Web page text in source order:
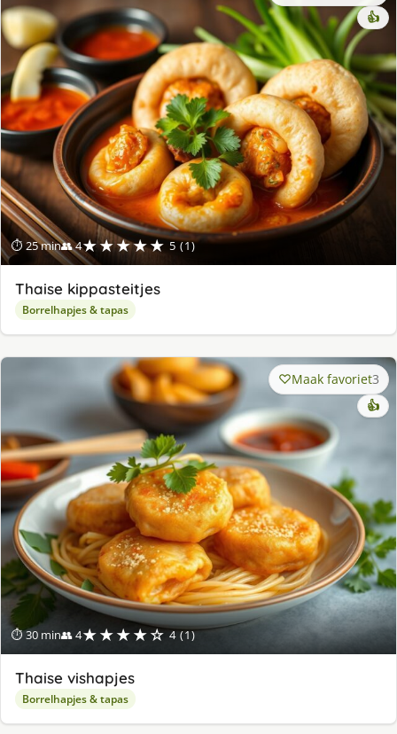
⏱ 25 min👥 4★★★★★ 5 (1)
👍
Thaise kippasteitjes
Borrelhapjes & tapas
⏱ 30 min👥 4★★★★☆ 4 (1)
Maak favoriet3
👍
Thaise vishapjes
Borrelhapjes & tapas